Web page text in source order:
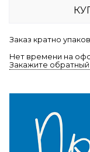
Заказ кратно
Нет времени на
Закажите